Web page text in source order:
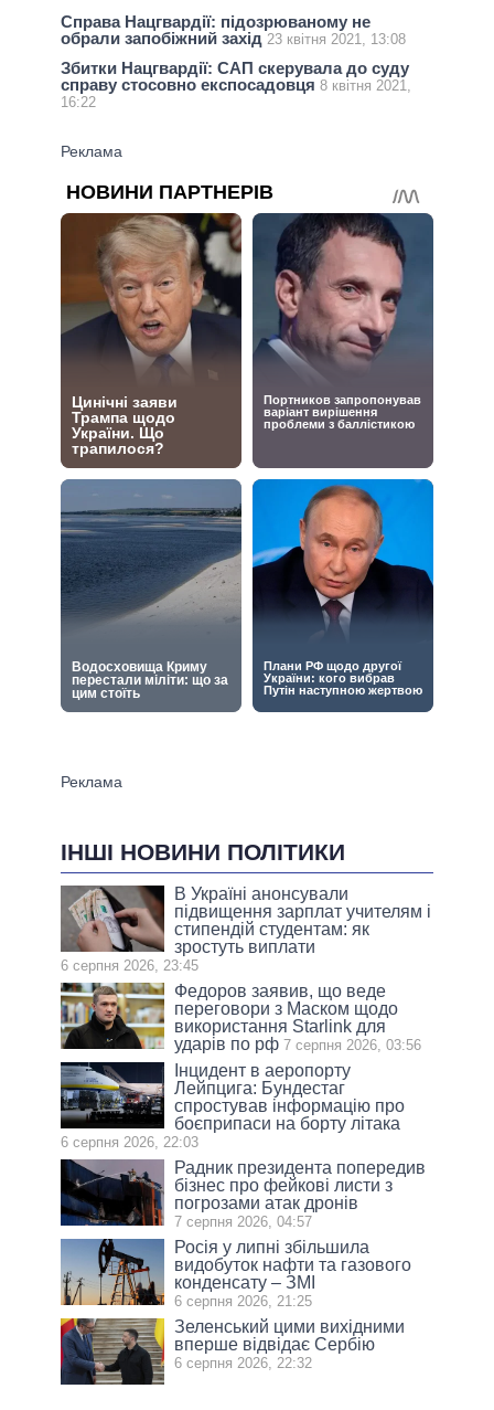
Справа Нацгвардії: підозрюваному не
обрали запобіжний захід 23 квітня 2021, 13:08
Збитки Нацгвардії: САП скерувала до суду
справу стосовно експосадовця 8 квітня 2021,
16:22
ІНШІ НОВИНИ ПОЛІТИКИ
В Україні анонсували
підвищення зарплат учителям і
стипендій студентам: як
зростуть виплати
6 серпня 2026, 23:45
Федоров заявив, що веде
переговори з Маском щодо
використання Starlink для
ударів по рф 7 серпня 2026, 03:56
Інцидент в аеропорту
Лейпцига: Бундестаг
спростував інформацію про
боєприпаси на борту літака
6 серпня 2026, 22:03
Радник президента попередив
бізнес про фейкові листи з
погрозами атак дронів
7 серпня 2026, 04:57
Росія у липні збільшила
видобуток нафти та газового
конденсату – ЗМІ
6 серпня 2026, 21:25
Зеленський цими вихідними
вперше відвідає Сербію
6 серпня 2026, 22:32